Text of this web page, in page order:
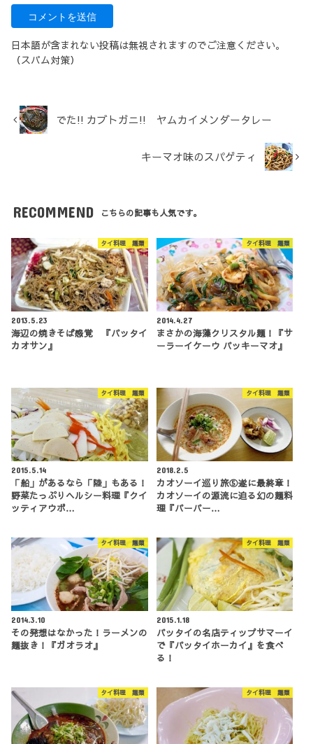
日本語が含まれない投稿は無視されますのでご注意ください。
（スパム対策）
でた!! カブトガニ!! ヤムカイメンダータレー
キーマオ味のスパゲティ
RECOMMEND こちらの記事も人気です。
タイ料理 麺類
2013.5.23
海辺の焼きそば感覚 『パッタイ
カオサン』
タイ料理 麺類
2014.4.27
まさかの海藻クリスタル麺！『サ
ーラーイケーウ パッキーマオ』
タイ料理 麺類
2015.5.14
「船」があるなら「陸」もある！
野菜たっぷりヘルシー料理『クイ
ッティアウボ…
タイ料理 麺類
2018.2.5
カオソーイ巡り旅⑤遂に最終章！
カオソーイの源流に迫る幻の麺料
理『パーパー…
タイ料理 麺類
2014.3.10
その発想はなかった！ラーメンの
麺抜き！『ガオラオ』
タイ料理 麺類
2015.1.18
パッタイの名店ティップサマーイ
で『パッタイホーカイ』を食べ
る！
タイ料理 麺類 タイ料理 麺類